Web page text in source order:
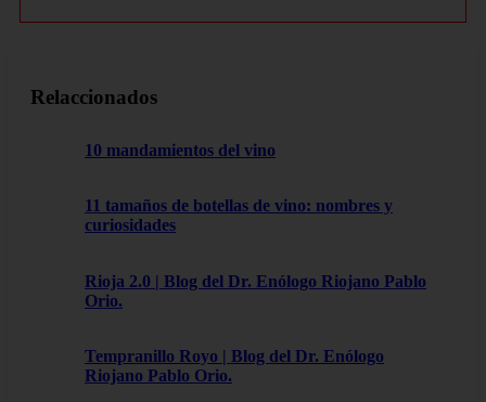
Relaccionados
10 mandamientos del vino
11 tamaños de botellas de vino: nombres y
curiosidades
Rioja 2.0 | Blog del Dr. Enólogo Riojano Pablo
Orio.
Tempranillo Royo | Blog del Dr. Enólogo
Riojano Pablo Orio.